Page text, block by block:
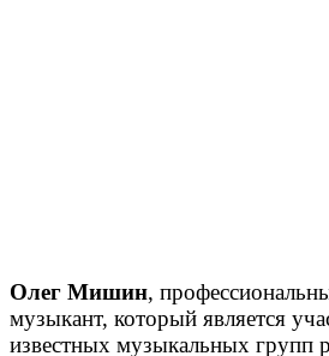
Олег Мишин,
музыкант, который является
известных музыкальных групп